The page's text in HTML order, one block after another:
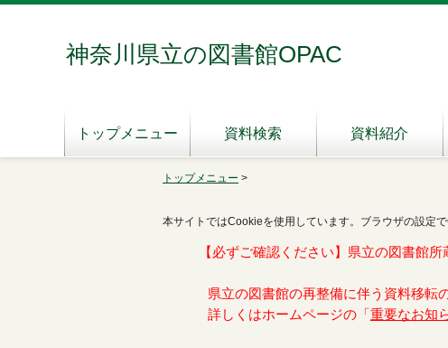
神奈川県立の図書館OPAC
トップメニュー 資料検索 資料紹介
トップメニュー >
本サイトではCookieを使用しています。ブラウザの設定
【必ずご確認ください】県立の図書館所
県立の図書館の再整備に伴う資料移転
詳しくはホームページの「 重要なお知